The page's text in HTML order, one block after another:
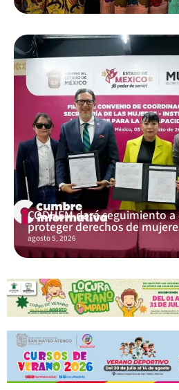
CODHEM dará seguimiento
proteger derechos de
agosto 5, 2026